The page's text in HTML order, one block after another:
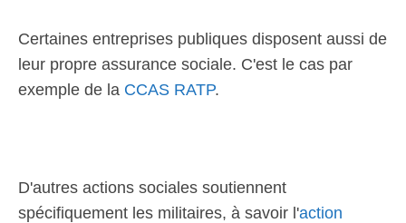
Certaines entreprises publiques disposent aussi de
leur propre assurance sociale. C'est le cas par
exemple de la CCAS RATP.
D'autres actions sociales soutiennent
spécifiquement les militaires, à savoir l'action